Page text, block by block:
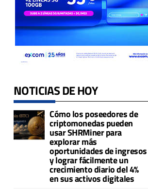
NOTICIAS DE HOY
Cómo los poseedores de
criptomonedas pueden
usar SHRMiner para
explorar más
oportunidades de ingresos
y lograr fácilmente un
crecimiento diario del 4%
en sus activos digitales